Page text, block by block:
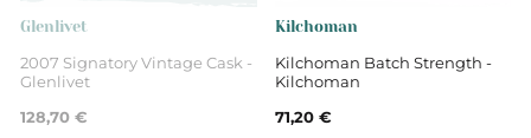
Glenlivet
2007 Signatory Vintage Cask -
Glenlivet
128,70 €
Kilchoman
Kilchoman Batch Strength -
Kilchoman
71,20 €